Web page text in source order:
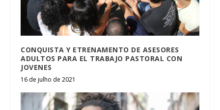
CONQUISTA Y ETRENAMENTO DE ASESORES
ADULTOS PARA EL TRABAJO PASTORAL CON
JOVENES
16 de julho de 2021